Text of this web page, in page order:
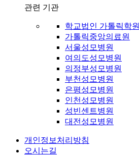
관련 기관
학교법인 가톨릭학원
가톨릭중앙의료원
서울성모병원
여의도성모병원
의정부성모병원
부천성모병원
은평성모병원
인천성모병원
성빈센트병원
대전성모병원
개인정보처리방침
오시는길